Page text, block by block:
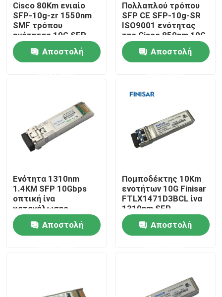
Σπίτι
Προϊόντα
Γύρος εργοστασίων
Ποιοτικός έλεγχος
Ειδήσεις
Προϊόντα Nvidia AI
ενότητα 100G QSFP28
Cisco 80Km ενιαίο
SFP-10g-zr 1550nm
SMF τρόπου
ενότητας 10G SFP
Αποστολή
Πολλαπλού τρόπου
SFP CE SFP-10g-SR
ISO9001 ενότητας
της Cisco 850nm 10G
Αποστολή
Ενότητα 1310nm
1.4KM SFP 10Gbps
οπτική ίνα
κατανάλωσης
πομποδεκτών
χαμηλής ισχύος
Αποστολή
Πομποδέκτης 10Km
ενοτήτων 10G Finisar
FTLX1471D3BCL ίνα
1310nm SFP
Αποστολή